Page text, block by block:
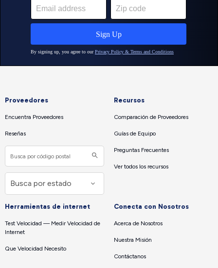
Proveedores
Encuentra Proveedores
Reseñas
Recursos
Comparación de Proveedores
Guías de Equipo
Preguntas Frecuentes
Ver todos los recursos
Herramientas de internet
Test Velocidad — Medir Velocidad de
Internet
Que Velocidad Necesito
Conecta con Nosotros
Acerca de Nosotros
Nuestra Misión
Contáctanos